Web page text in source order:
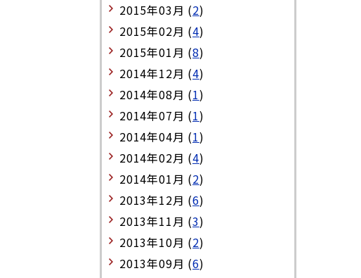
2015年03月 (2)
2015年02月 (4)
2015年01月 (8)
2014年12月 (4)
2014年08月 (1)
2014年07月 (1)
2014年04月 (1)
2014年02月 (4)
2014年01月 (2)
2013年12月 (6)
2013年11月 (3)
2013年10月 (2)
2013年09月 (6)